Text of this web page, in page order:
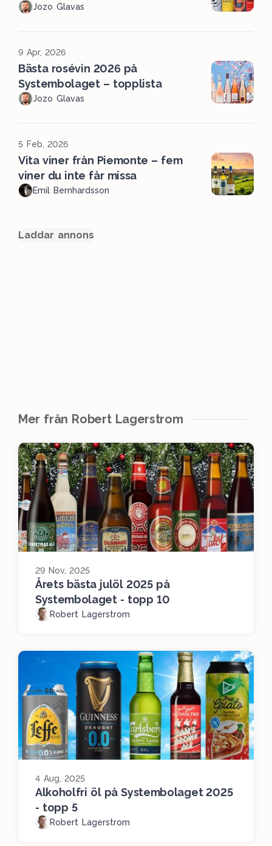
Jozo Glavas
9 Apr, 2026
Bästa rosévin 2026 på
Systembolaget – topplista
Jozo Glavas
5 Feb, 2026
Vita viner från Piemonte – fem
viner du inte får missa
Emil Bernhardsson
Laddar annons
Mer från Robert Lagerstrom
29 Nov, 2025
Årets bästa julöl 2025 på
Systembolaget - topp 10
Robert Lagerstrom
4 Aug, 2025
Alkoholfri öl på Systembolaget 2025
- topp 5
Robert Lagerstrom